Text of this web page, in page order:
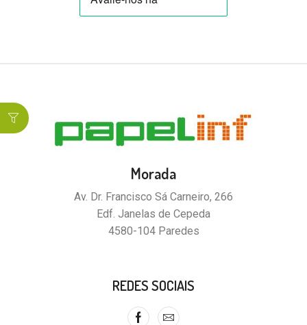
Morada
Av. Dr. Francisco Sá Carneiro, 266
Edf. Janelas de Cepeda
4580-104 Paredes
REDES SOCIAIS